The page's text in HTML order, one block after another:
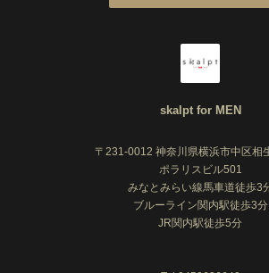
ございませんが、馬車道本店で
「日曜日、月曜日の夜、火曜日
す。また、4月以降料金を改定さ
時間や料金のご都合が合わない
リストに引き継ぎさせて頂きま
トは全員厳しい基準をクリアし
リストのみで構成されており、
けるかと存じます。お気軽にお
skalpt for MEN
〒231-0012 神奈川県横浜市中区相
ポラリスビル501
みなとみらい線馬車道徒歩3
ブルーライン関内駅徒歩3分
JR関内駅徒歩5分